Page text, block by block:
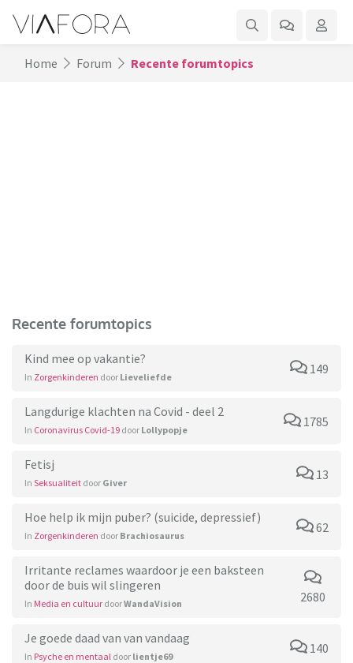
Home Forum Recente forumtopics
Recente forumtopics
Kind mee op vakantie?
In Zorgenkinderen door Lieveliefde
149
Langdurige klachten na Covid - deel 2
In Coronavirus Covid-19 door Lollypopje
1785
Fetisj
In Seksualiteit door Giver
13
Hoe help ik mijn puber? (suicide, depressief)
In Zorgenkinderen door Brachiosaurus
62
Irritante reclames waardoor je een baksteen
door de buis wil slingeren
In Media en cultuur doorWandaVision 2680
Je goede daad van van vandaag
In Psyche en mentaal door lientje69
140